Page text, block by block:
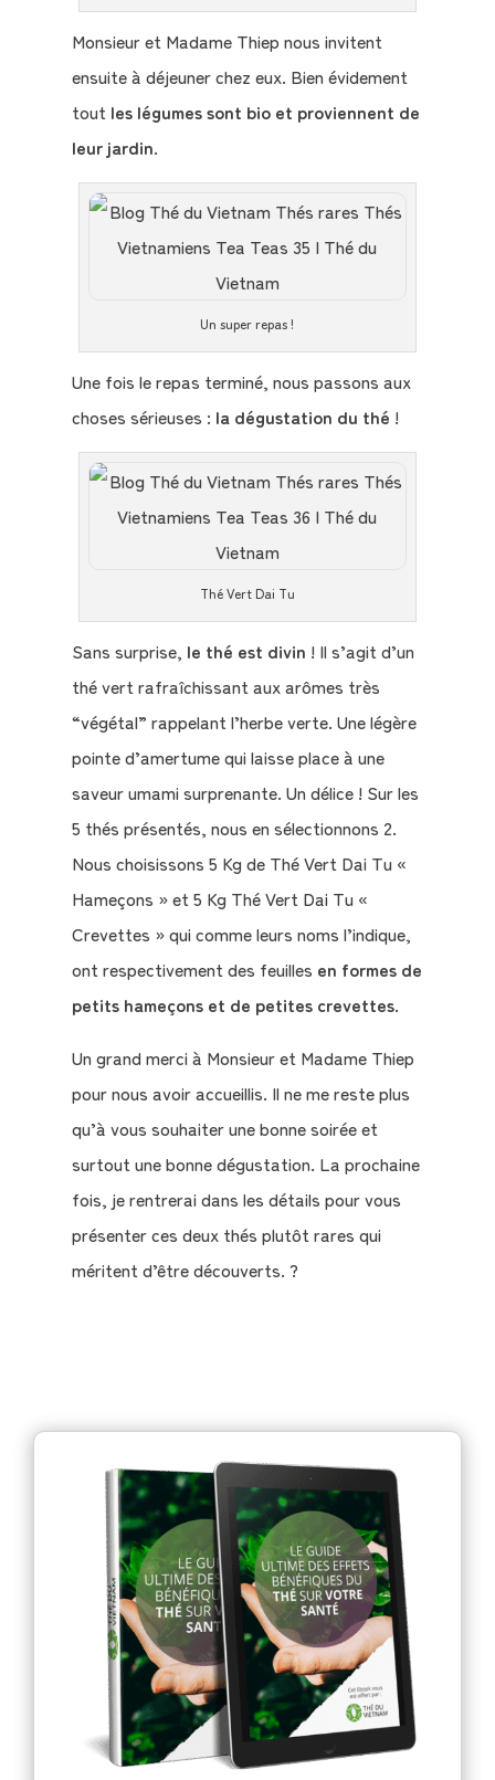
Monsieur et Madame Thiep nous invitent
ensuite à déjeuner chez eux. Bien évidement
toutles légumes sont bio et proviennent de
leur jardin.
Un super repas !
Une fois le repas terminé, nous passons aux
choses sérieuses : la dégustation du thé !
Thé Vert Dai Tu
Sans surprise, le thé est divin ! Il s’agit d’un
thé vert rafraîchissant aux arômes très
“végétal” rappelant l’herbe verte. Une légère
pointe d’amertume qui laisse place à une
saveur umami surprenante. Un délice ! Sur les
5 thés présentés, nous en sélectionnons 2.
Nous choisissons 5 Kg de Thé Vert Dai Tu «
Hameçons » et 5 Kg Thé Vert Dai Tu «
Crevettes » qui comme leurs noms l’indique,
ont respectivement des feuilles en formes de
petits hameçons et de petites crevettes.
Un grand merci à Monsieur et Madame Thiep
pour nous avoir accueillis. Il ne me reste plus
qu’à vous souhaiter une bonne soirée et
surtout une bonne dégustation. La prochaine
fois, je rentrerai dans les détails pour vous
présenter ces deux thés plutôt rares qui
méritent d’être découverts. ?